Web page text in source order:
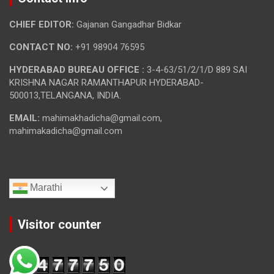
CHIEF EDITOR: Gajanan Gangadhar Bidkar
CONTACT NO: +91 98904 76595
HYDERABAD BUREAU OFFICE : 3-4-63/51/2/1/D 889 SAI
KRISHNA NAGAR RAMANTHAPUR HYDERABAD-
500013,TELANGANA, INDIA.
EMAIL: mahimakhadicha@gmail.com,
mahimakadicha@gmail.com
Marathi
Visitor counter